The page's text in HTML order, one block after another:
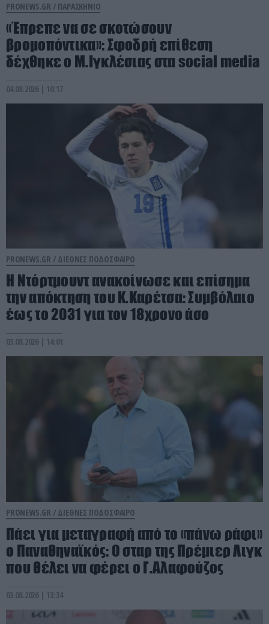
PRONEWS.GR / ΠΑΡΑΣΚΗΝΙΟ
«Έπρεπε να σε σκοτώσουν
βρομοπόντικα»: Σφοδρή επίθεση
δέχθηκε ο Μ.Ιγκλέσιας στα social media
04.08.2026 | 10:17
PRONEWS.GR / ΔΙΕΘΝΕΣ ΠΟΔΟΣΦΑΙΡΟ
Η Ντόρτμουντ ανακοίνωσε και επίσημα
την απόκτηση του Κ.Καρέτσα: Συμβόλαιο
έως το 2031 για τον 18χρονο άσο
03.08.2026 | 14:01
PRONEWS.GR / ΔΙΕΘΝΕΣ ΠΟΔΟΣΦΑΙΡΟ
Πάει για μεταγραφή από το «πάνω ράφι»
ο Παναθηναϊκός: Ο σταρ της Πρέμιερ Λιγκ
που θέλει να φέρει ο Γ.Αλαφούζος
03.08.2026 | 13:34